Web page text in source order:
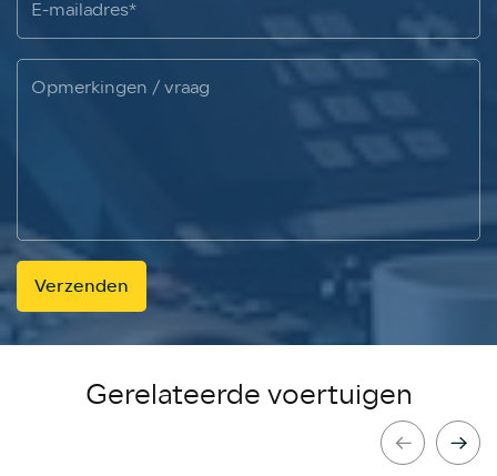
Verzenden
Gerelateerde voertuigen